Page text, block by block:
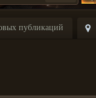
публикаций